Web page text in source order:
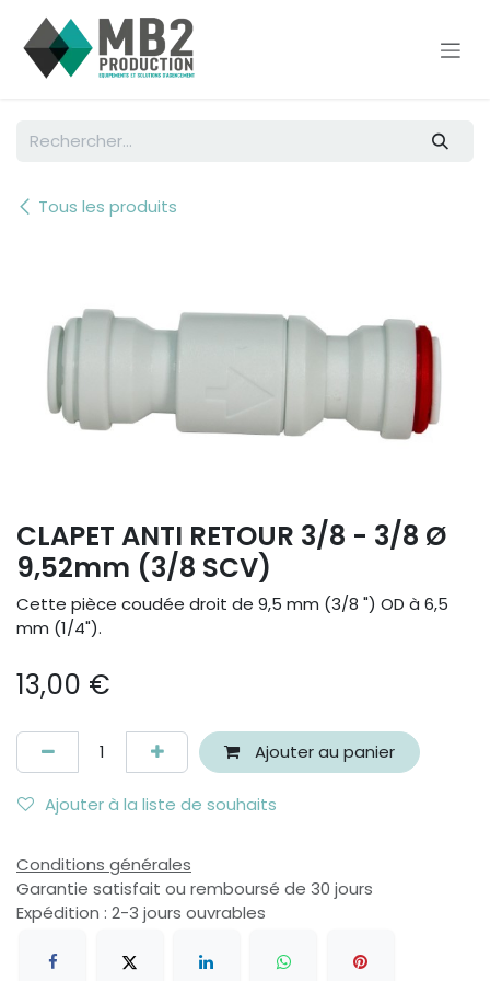
Tous les produits
CLAPET ANTI RETOUR 3/8 - 3/8 Ø
9,52mm (3/8 SCV)
Cette pièce coudée droit de 9,5 mm (3/8 ") OD à 6,5
mm (1/4").
13,00 €
Ajouter au panier
Ajouter à la liste de souhaits
Conditions générales
Garantie satisfait ou remboursé de 30 jours
Expédition : 2-3 jours ouvrables